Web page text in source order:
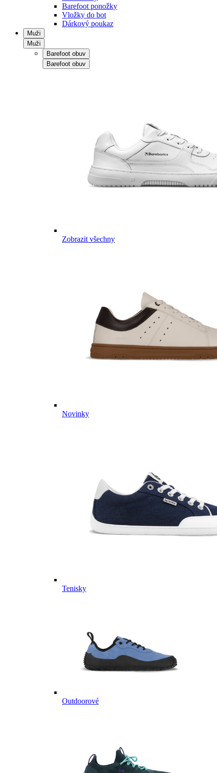
Barefoot ponožky
Vložky do bot
Dárkový poukaz
Muži
Muži
Barefoot obuv
Barefoot obuv
Zobrazit všechny
Novinky
Tenisky
Outdoorové